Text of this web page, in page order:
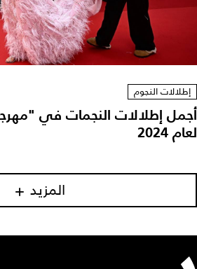
إطلالات النجوم
إطلالات النجمات في
2024
المزيد